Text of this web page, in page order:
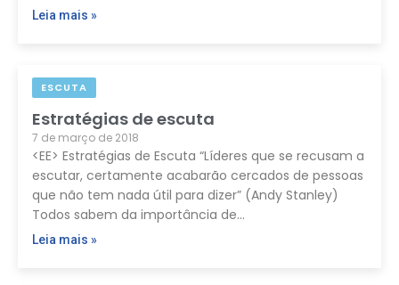
Leia mais »
ESCUTA
Estratégias de escuta
7 de março de 2018
<EE> Estratégias de Escuta “Líderes que se recusam a
escutar, certamente acabarão cercados de pessoas
que não tem nada útil para dizer” (Andy Stanley)
Todos sabem da importância de…
Leia mais »